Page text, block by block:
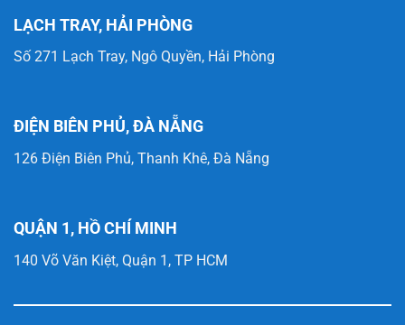
LẠCH TRAY, HẢI PHÒNG
Số 271 Lạch Tray, Ngô Quyền, Hải Phòng
ĐIỆN BIÊN PHỦ, ĐÀ NẴNG
126 Điện Biên Phủ, Thanh Khê, Đà Nẵng
QUẬN 1, HỒ CHÍ MINH
140 Võ Văn Kiệt, Quận 1, TP HCM